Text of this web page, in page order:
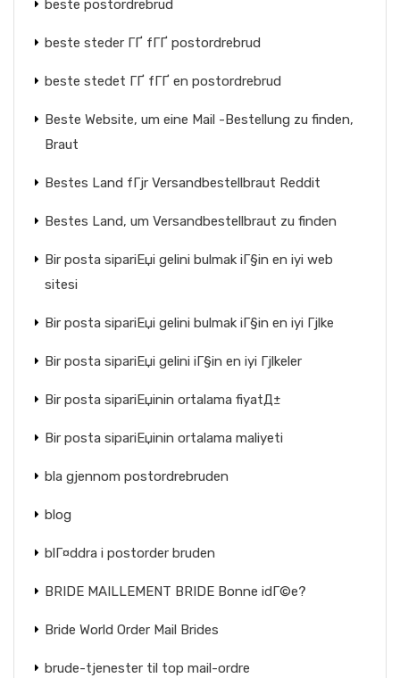
beste postordrebrud
beste steder ГҐ fГҐ postordrebrud
beste stedet ГҐ fГҐ en postordrebrud
Beste Website, um eine Mail -Bestellung zu finden,
Braut
Bestes Land fГјr Versandbestellbraut Reddit
Bestes Land, um Versandbestellbraut zu finden
Bir posta sipariЕџi gelini bulmak iГ§in en iyi web
sitesi
Bir posta sipariЕџi gelini bulmak iГ§in en iyi Гјlke
Bir posta sipariЕџi gelini iГ§in en iyi Гјlkeler
Bir posta sipariЕџinin ortalama fiyatД±
Bir posta sipariЕџinin ortalama maliyeti
bla gjennom postordrebruden
blog
blГ¤ddra i postorder bruden
BRIDE MAILLEMENT BRIDE Bonne idГ©e?
Bride World Order Mail Brides
brude-tjenester til top mail-ordre